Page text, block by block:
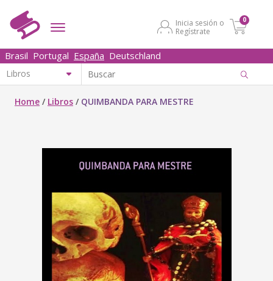
Inicia sesión o
Regístrate
0
Brasil Portugal España Deutschland
Home / Libros / QUIMBANDA PARA MESTRE